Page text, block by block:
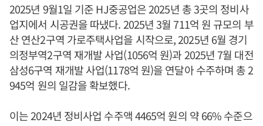
2025년 9월1일 기준 HJ중공업은 2025년 총 3곳의 정비사
업지에서 시공권을 따냈다. 2025년 3월 711억 원 규모의 부
산 연산2구역 가로주택사업을 시작으로, 2025년 6월 경기
의정부역2구역 재개발 사업(1056억 원)과 2025년 7월 대전
삼성6구역 재개발 사업(1178억 원)을 연달아 수주하며 총 2
945억 원의 일감을 확보했다.
이는 2024년 정비사업 수주액 4465억 원의 약 66% 수준으